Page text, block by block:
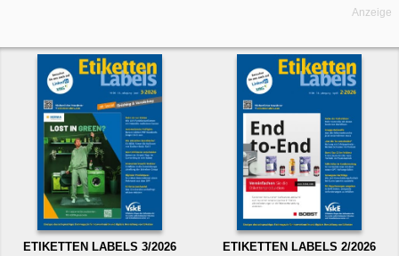
Anzeige
ETIKETTEN LABELS 3/2026 ETIKETTEN LABELS 2/2026